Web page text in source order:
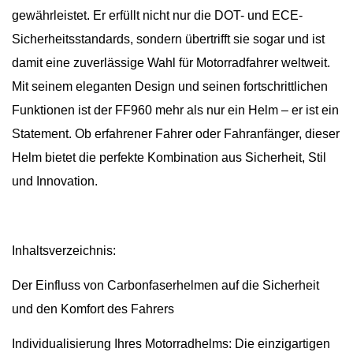
gewährleistet. Er erfüllt nicht nur die DOT- und ECE-
Sicherheitsstandards, sondern übertrifft sie sogar und ist
damit eine zuverlässige Wahl für Motorradfahrer weltweit.
Mit seinem eleganten Design und seinen fortschrittlichen
Funktionen ist der FF960 mehr als nur ein Helm – er ist ein
Statement. Ob erfahrener Fahrer oder Fahranfänger, dieser
Helm bietet die perfekte Kombination aus Sicherheit, Stil
und Innovation.
Inhaltsverzeichnis:
Der Einfluss von Carbonfaserhelmen auf die Sicherheit
und den Komfort des Fahrers
Individualisierung Ihres Motorradhelms: Die einzigartigen